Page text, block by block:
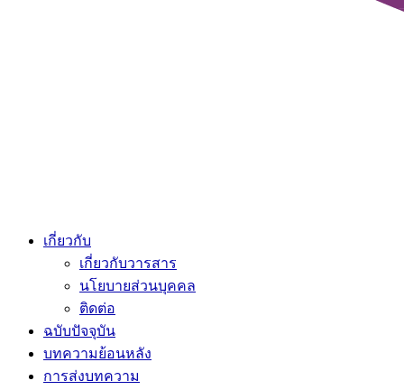
เกี่ยวกับ
เกี่ยวกับวารสาร
นโยบายส่วนบุคคล
ติดต่อ
ฉบับปัจจุบัน
บทความย้อนหลัง
การส่งบทความ